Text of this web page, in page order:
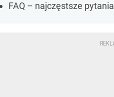
FAQ – najczęstsze pytania